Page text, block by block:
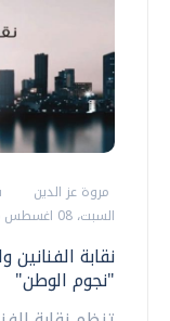
مروة عز الدين
السبت، 08 اغسطس 2026 10:43 ص
نقابة
"نجوم الوطن"